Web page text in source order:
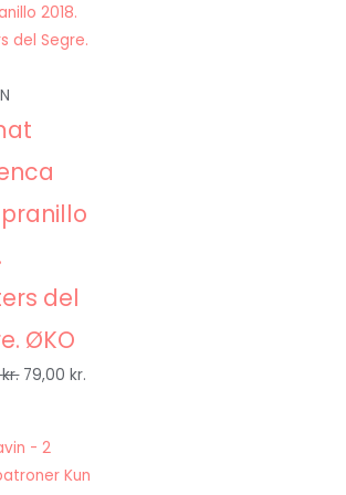
del
ØKO
kr. 79,00kr.